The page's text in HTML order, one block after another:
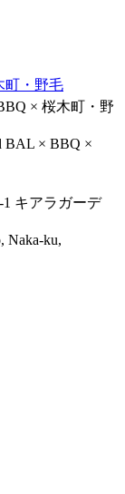
× 桜木町・野
BAL × BBQ ×
キアラガーデ
Naka-ku,